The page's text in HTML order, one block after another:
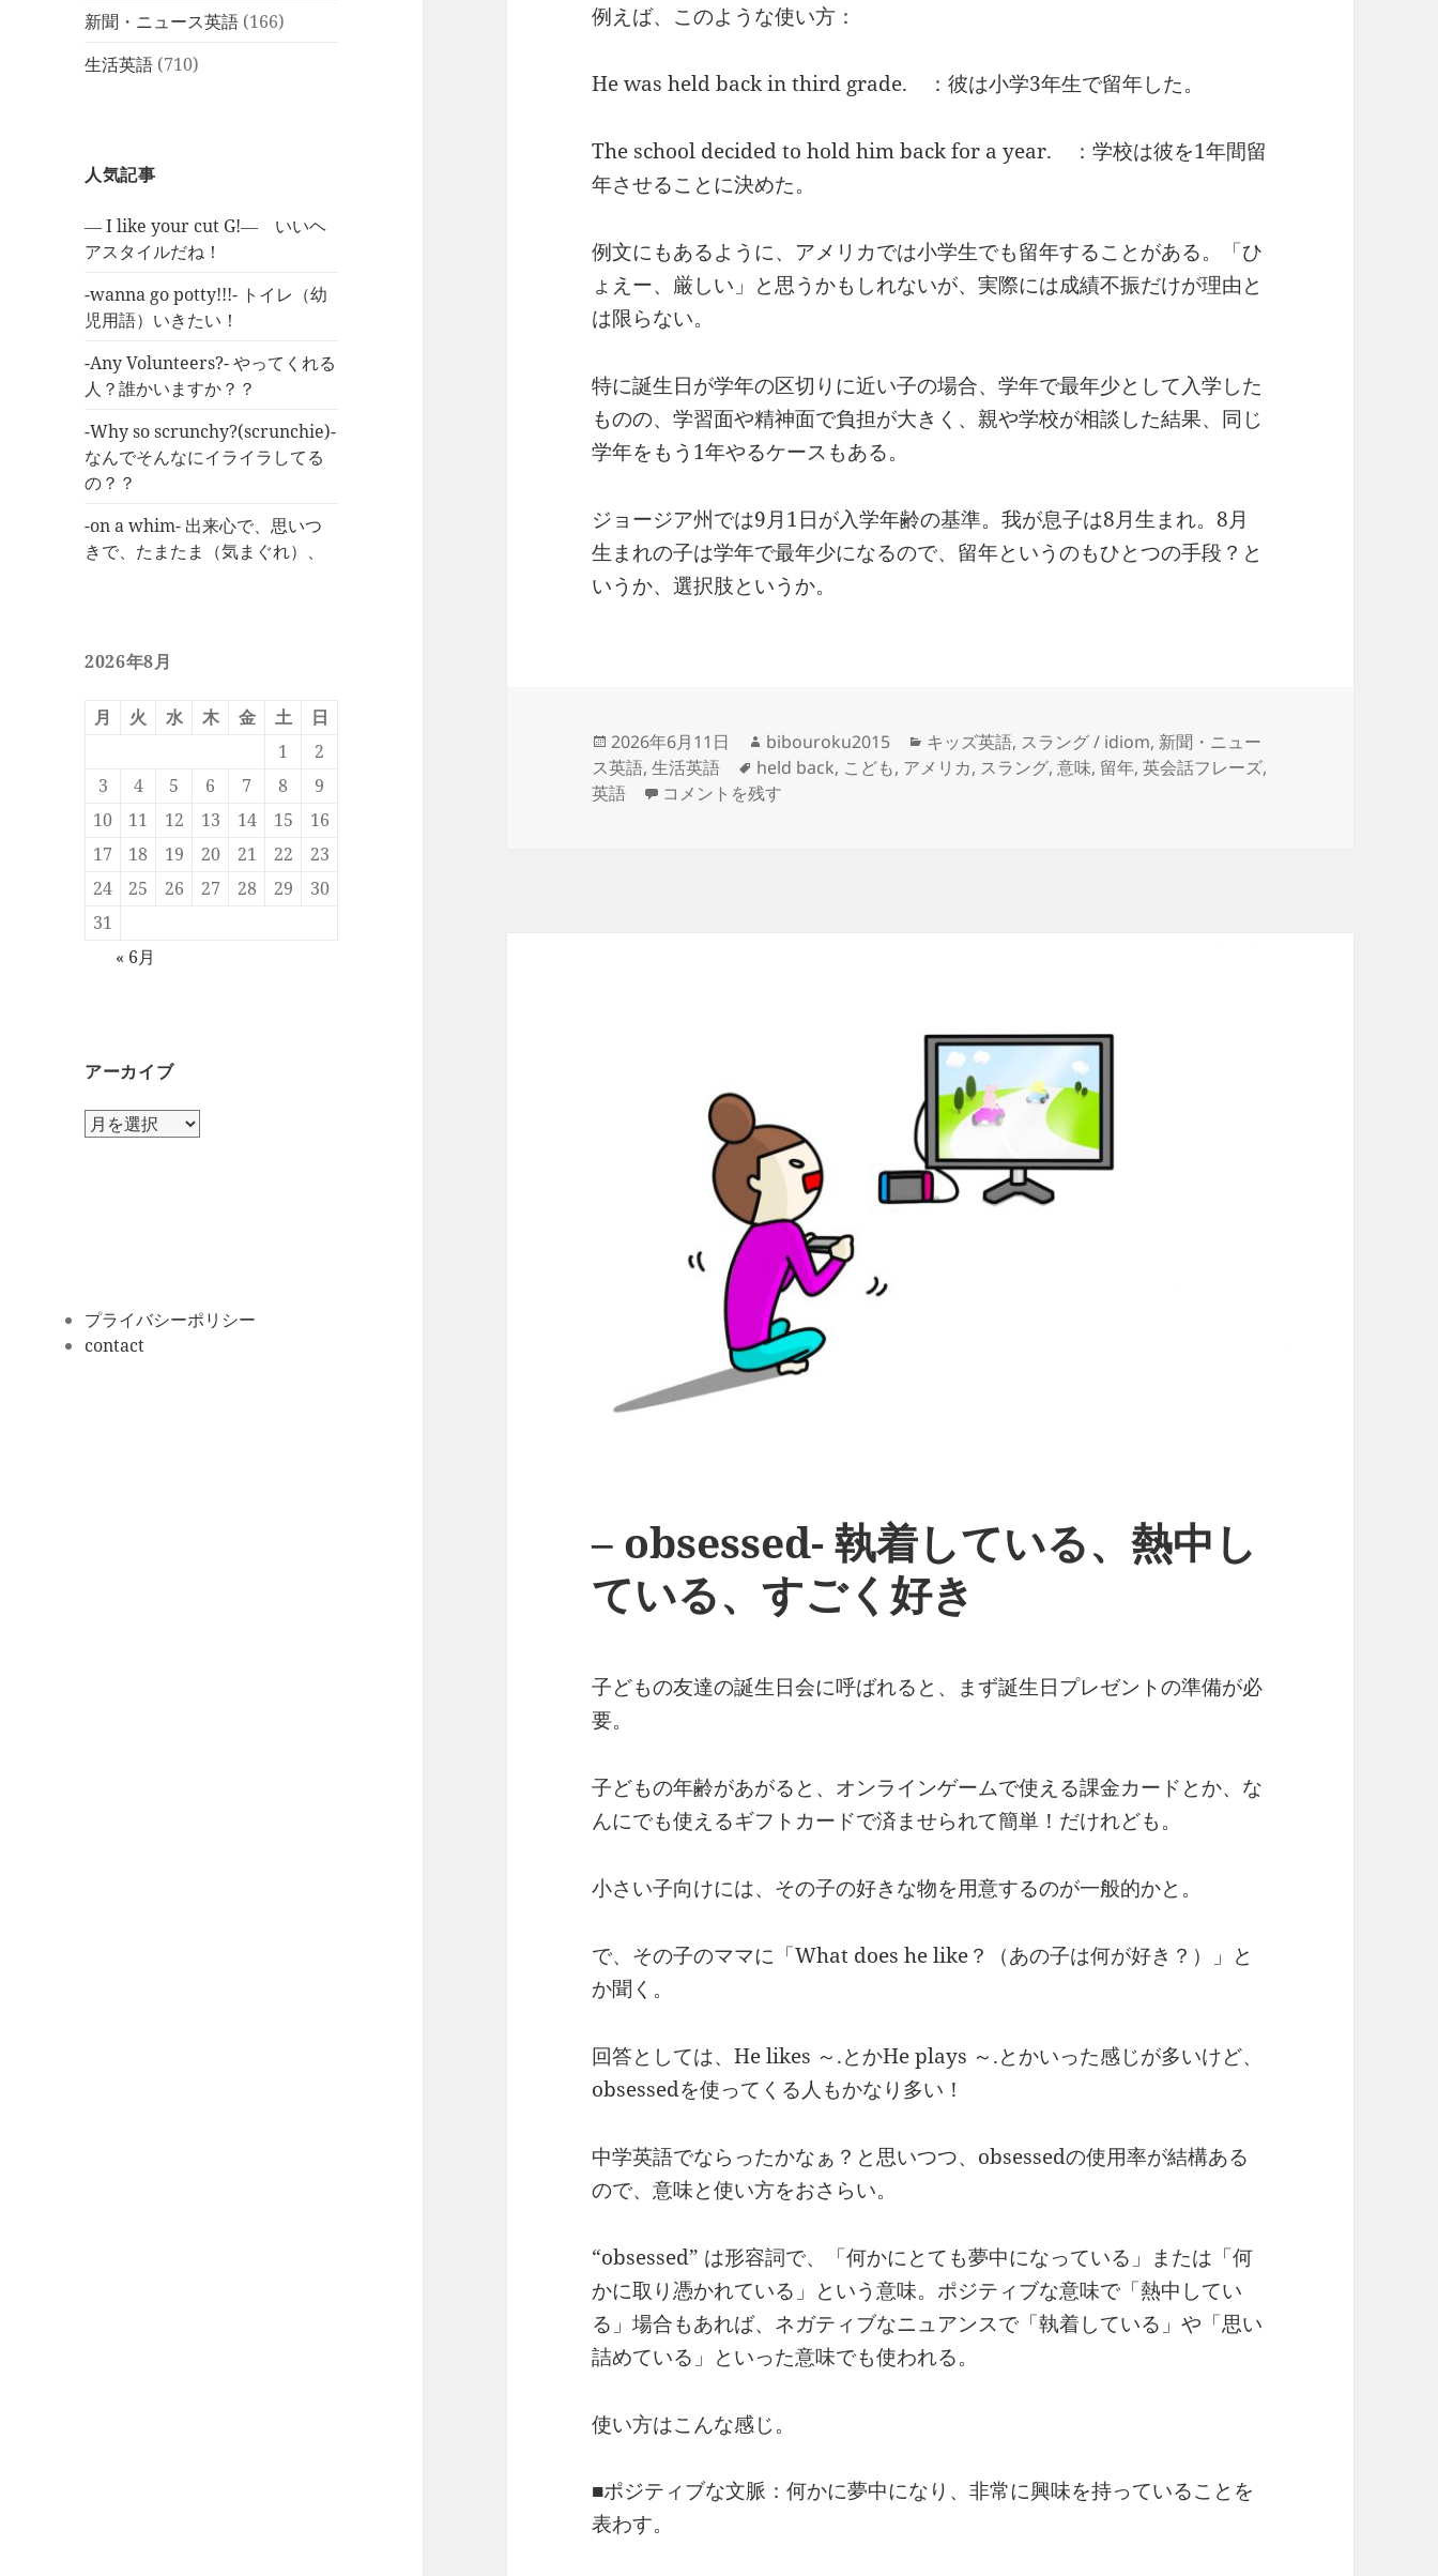
新聞・ニュース英語 (166)
生活英語 (710)
人気記事
― I like your cut G!― いいヘ
アスタイルだね！
-wanna go potty!!!- トイレ（幼
児用語）いきたい！
-Any Volunteers?- やってくれる
人？誰かいますか？？
-Why so scrunchy?(scrunchie)-
なんでそんなにイライラしてる
の？？
-on a whim- 出来心で、思いつ
きで、たまたま（気まぐれ）、
2026年8月
月 火 水 木 金 土
日
1
2
3
4 5 6 7 8
9
10
11 12 13 14 15
16
17
18 19 20 21 22
23
24
25 26 27 28 29
30
31
« 6月
アーカイブ
ア
プライバシーポリシー
contact
例えば、このような使い方：
He was held back in third grade. ：彼は小学3年生で留年した。
The school decided to hold him back for a year. ：学校は彼を1年間留
年させることに決めた。
例文にもあるように、アメリカでは小学生でも留年することがある。「ひ
ょえー、厳しい」と思うかもしれないが、実際には成績不振だけが理由と
は限らない。
特に誕生日が学年の区切りに近い子の場合、学年で最年少として入学した
ものの、学習面や精神面で負担が大きく、親や学校が相談した結果、同じ
学年をもう1年やるケースもある。
ジョージア州では9月1日が入学年齢の基準。我が息子は8月生まれ。8月
生まれの子は学年で最年少になるので、留年というのもひとつの手段？と
いうか、選択肢というか。
投
稿
日:
2026年6月11日
作
成
者
bibouroku2015
カ
テ
キッズ英語, スラング / idiom, 新聞・ニュー
ス英語,生活英語
タ
グ
held back, こども, アメリカ, スラング,意味, 留年,英会話フレーズ,
英語
– be held back – 留年する（させられる） に
コメントを残す
– obsessed- 執着している、熱中し
ている、すごく好き
子どもの友達の誕生日会に呼ばれると、まず誕生日プレゼントの準備が必
要。
子どもの年齢があがると、オンラインゲームで使える課金カードとか、な
んにでも使えるギフトカードで済ませられて簡単！だけれども。
小さい子向けには、その子の好きな物を用意するのが一般的かと。
で、その子のママに「What does he like？（あの子は何が好き？）」と
か聞く。
回答としては、He likes ～.とかHe plays ～.とかいった感じが多いけど、
obsessedを使ってくる人もかなり多い！
中学英語でならったかなぁ？と思いつつ、obsessedの使用率が結構ある
ので、意味と使い方をおさらい。
“obsessed” は形容詞で、「何かにとても夢中になっている」または「何
かに取り憑かれている」という意味。ポジティブな意味で「熱中してい
る」場合もあれば、ネガティブなニュアンスで「執着している」や「思い
詰めている」といった意味でも使われる。
使い方はこんな感じ。
■ポジティブな文脈：何かに夢中になり、非常に興味を持っていることを
表わす。